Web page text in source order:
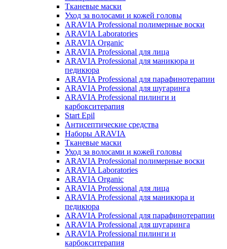
Тканевые маски
Уход за волосами и кожей головы
ARAVIA Professional полимерные воски
ARAVIA Laboratories
ARAVIA Organic
ARAVIA Professional для лица
ARAVIA Professional для маникюра и
педикюра
ARAVIA Professional для парафинотерапии
ARAVIA Professional для шугаринга
ARAVIA Professional пилинги и
карбокситерапия
Start Epil
Антисептические средства
Наборы ARAVIA
Тканевые маски
Уход за волосами и кожей головы
ARAVIA Professional полимерные воски
ARAVIA Laboratories
ARAVIA Organic
ARAVIA Professional для лица
ARAVIA Professional для маникюра и
педикюра
ARAVIA Professional для парафинотерапии
ARAVIA Professional для шугаринга
ARAVIA Professional пилинги и
карбокситерапия